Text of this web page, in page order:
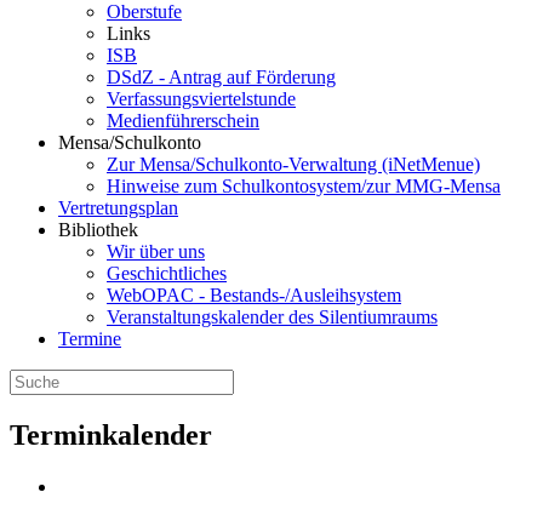
Oberstufe
Links
ISB
DSdZ - Antrag auf Förderung
Verfassungsviertelstunde
Medienführerschein
Mensa/Schulkonto
Zur Mensa/Schulkonto-Verwaltung (iNetMenue)
Hinweise zum Schulkontosystem/zur MMG-Mensa
Vertretungsplan
Bibliothek
Wir über uns
Geschichtliches
WebOPAC - Bestands-/Ausleihsystem
Veranstaltungskalender des Silentiumraums
Termine
Terminkalender